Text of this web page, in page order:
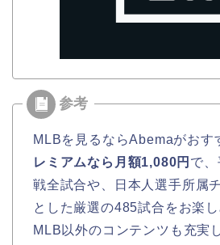
MLBを見るならAbemaがおす
レミアムなら月額1,080円 で、
戦全試合や、日本人選手所属
とした厳選の485試合をお楽し
MLB以外のコンテンツも充実